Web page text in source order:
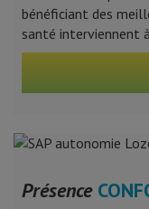
bénéficiant des
santé interviennent
Présence